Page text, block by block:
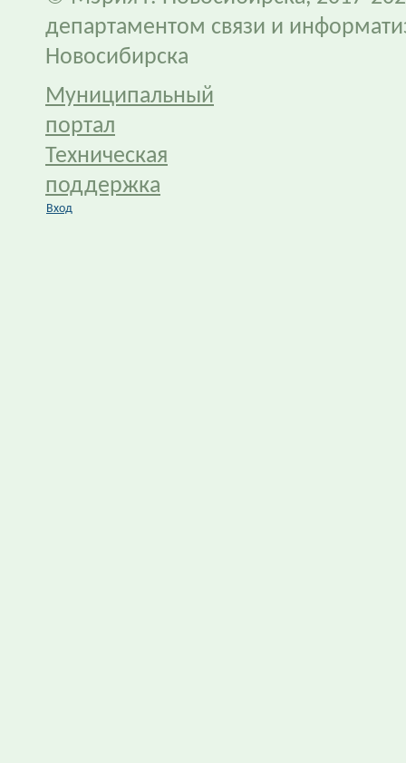
департаментом связи и
Новосибирска
Муниципальный
портал
Техническая
поддержка
Вход